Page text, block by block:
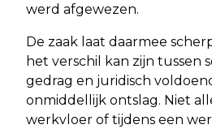
werd afgewezen.
De zaak laat daarmee
het verschil kan zijn tussen
gedrag en juridisch
onmiddellijk ontslag. Niet
werkvloer of tijdens een